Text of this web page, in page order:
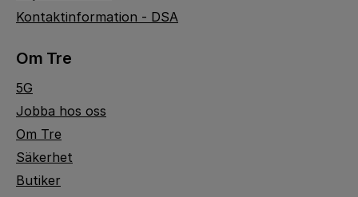
Kontaktinformation - DSA
Om Tre
5G
Jobba hos oss
Om Tre
Säkerhet
Butiker